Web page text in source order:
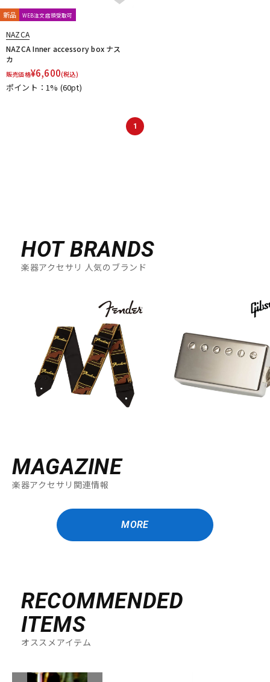
新品 WEB注文店頭受取可
NAZCA
NAZCA Inner accessory box ナス
カ
販売価格¥6,600(税込)
ポイント：1% (60pt)
1
HOT BRANDS
楽器アクセサリ 人気のブランド
MAGAZINE
楽器アクセサリ関連情報
MORE
RECOMMENDED
ITEMS
オススメアイテム